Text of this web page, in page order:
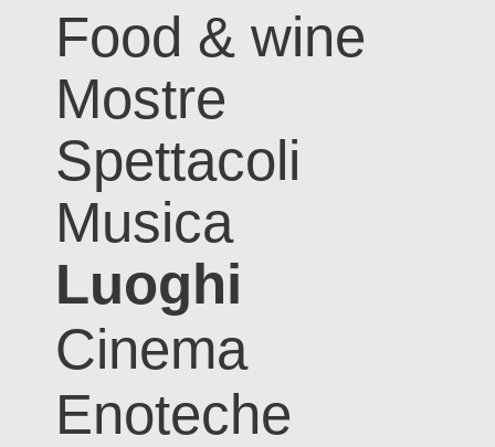
Food & wine
Mostre
Spettacoli
Musica
Luoghi
Cinema
Enoteche